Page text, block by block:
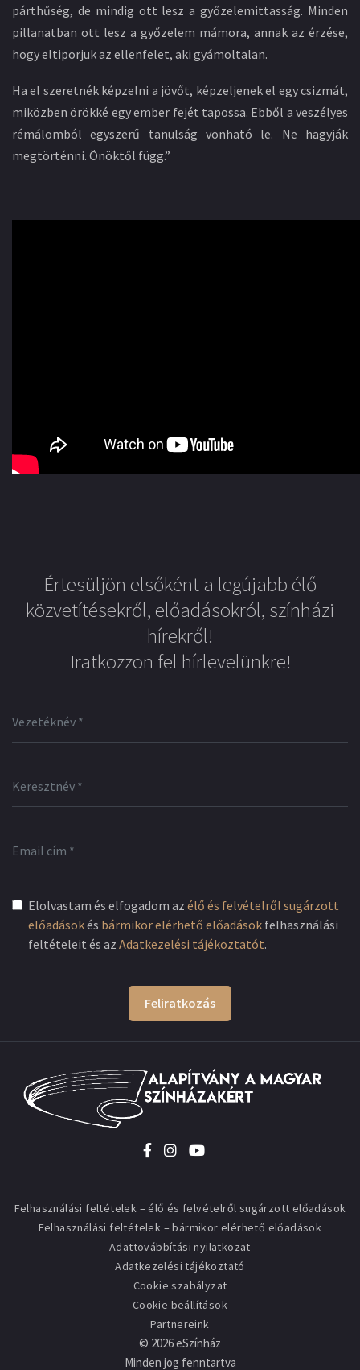
párthűség, de mindig ott lesz a győzelemittasság. Minden
pillanatban ott lesz a győzelem mámora, annak az érzése,
hogy eltiporjuk az ellenfelet, aki gyámoltalan.
Ha el szeretnék képzelni a jövőt, képzeljenek el egy csizmát,
miközben örökké egy ember fejét tapossa. Ebből a veszélyes
rémálomból egyszerű tanulság vonható le. Ne hagyják
megtörténni. Önöktől függ.”
Értesüljön elsőként a legújabb élő
közvetítésekről, előadásokról, színházi
hírekről!
Iratkozzon fel hírlevelünkre!
Elolvastam és elfogadom az élő és felvételről sugárzott
előadásokés bármikor elérhető előadások felhasználási
feltételeit és az Adatkezelési tájékoztatót.
Feliratkozás
Felhasználási feltételek – élő és felvételről sugárzott előadások
Felhasználási feltételek – bármikor elérhető előadások
Adattovábbítási nyilatkozat
Adatkezelési tájékoztató
Cookie szabályzat
Cookie beállítások
Partnereink
© 2026eSzínház
Minden jog fenntartva